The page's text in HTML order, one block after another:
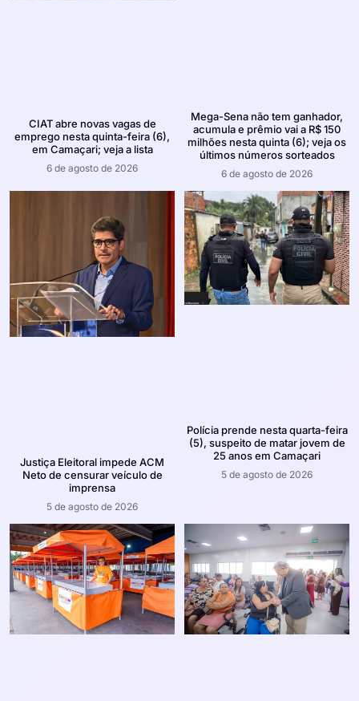
CIAT abre novas vagas de
emprego nesta quinta-feira (6),
em Camaçari; veja a lista
6 de agosto de 2026
Mega-Sena não tem ganhador,
acumula e prêmio vai a R$ 150
milhões nesta quinta (6); veja os
últimos números sorteados
6 de agosto de 2026
Justiça Eleitoral impede ACM
Neto de censurar veículo de
imprensa
5 de agosto de 2026
Polícia prende nesta quarta-feira
(5), suspeito de matar jovem de
25 anos em Camaçari
5 de agosto de 2026